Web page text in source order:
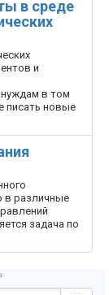
в среде
и
в том
писать новые
в различные
задача по